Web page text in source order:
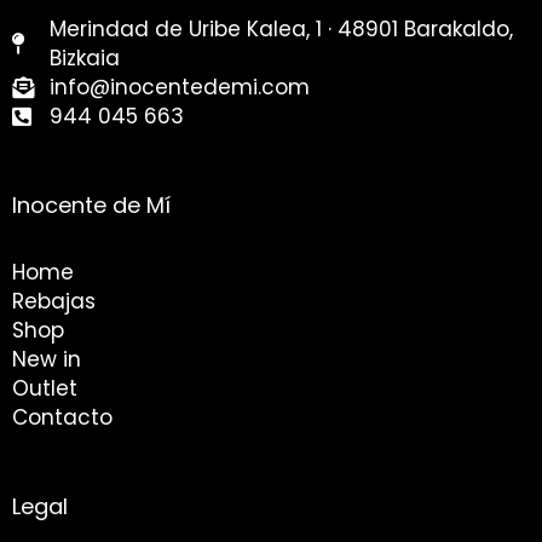
Merindad de Uribe Kalea, 1 · 48901 Barakaldo,
Bizkaia
info@inocentedemi.com
944 045 663
Inocente de Mí
Home
Rebajas
Shop
New in
Outlet
Contacto
Legal